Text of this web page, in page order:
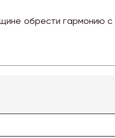
обрести гармонию